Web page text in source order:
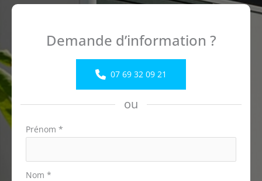
Demande d’information ?
07 69 32 09 21
ou
Formulaire
avec
téléphone
Prénom *
Nom *